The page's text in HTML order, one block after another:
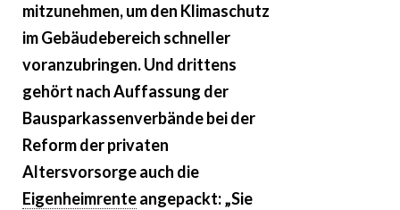
mitzunehmen, um den Klimaschutz
im Gebäudebereich schneller
voranzubringen. Und drittens
gehört nach Auffassung der
Bausparkassenverbände bei der
Reform der privaten
Altersvorsorge auch die
Eigenheimrenteangepackt: „Sie